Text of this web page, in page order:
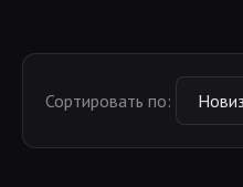
Сортировать по: